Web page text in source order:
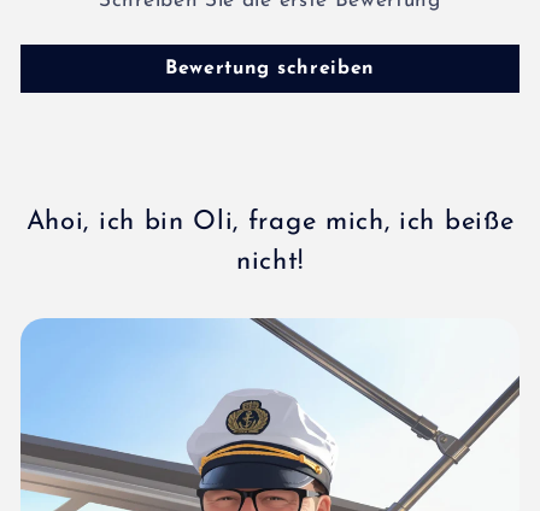
Bewertung schreiben
Ahoi, ich bin Oli, frage mich, ich beiße
nicht!